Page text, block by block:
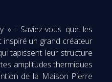
» : Saviez-vous que les
inspiré un grand créateur
tapissent leur structure
amplitudes thermiques
de la Maison Pierre